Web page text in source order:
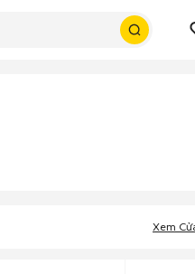
Xem